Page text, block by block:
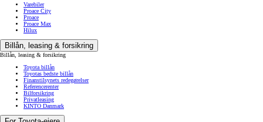
Varebiler
Proace City
Proace
Proace Max
Hilux
Billån, leasing & forsikring
Billån, leasing & forsikring
Toyota billån
Toyotas bedste billån
Finanstilsynets redegørelser
Referencerenter
Bilforsikring
Privatleasing
KINTO Danmark